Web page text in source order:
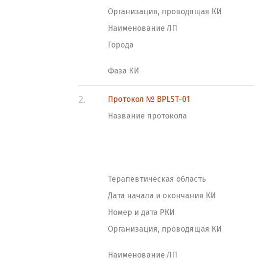
Организация, проводящая КИ
Наименование ЛП
Города
Фаза КИ
2.
Протокол № BPLST-01
Название протокола
Терапевтическая область
Дата начала и окончания КИ
Номер и дата РКИ
Организация, проводящая КИ
Наименование ЛП